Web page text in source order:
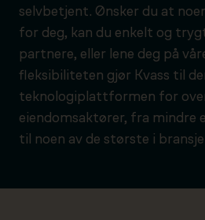
selvbetjent. Ønsker du at
for deg, kan du enkelt og
partnere, eller lene deg på
fleksibiliteten gjør Kvass til
teknologiplattformen for
eiendomsaktører, fra mindre
til noen av de største i